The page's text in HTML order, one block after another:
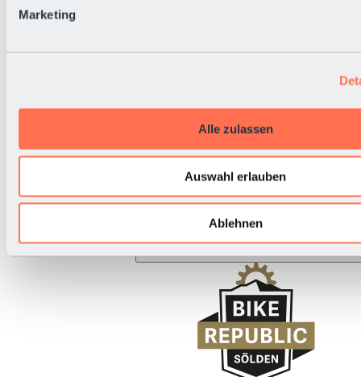
Marketing
Alle zulassen
Auswahl erlauben
Ablehnen